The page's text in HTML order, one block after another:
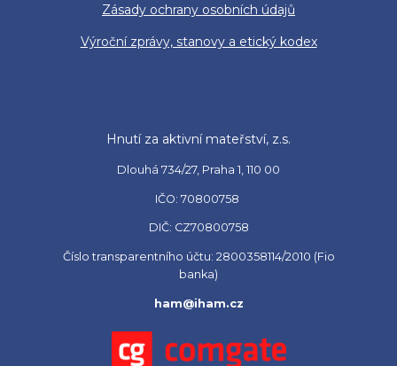
Zásady ochrany osobních údajů
Výroční zprávy, stanovy a etický kodex
Hnutí za aktivní mateřství, z.s.
Dlouhá 734/27, Praha 1, 110 00
IČO: 70800758
DIČ: CZ70800758
Číslo transparentního účtu: 2800358114/2010 (Fio
banka)
ham@iham.cz